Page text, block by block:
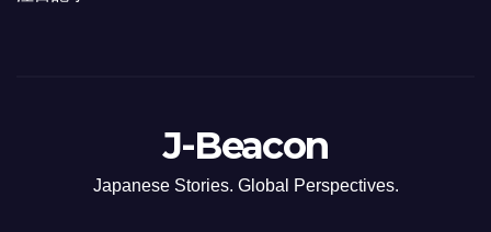
J-Beacon
Japanese Stories. Global Perspectives.